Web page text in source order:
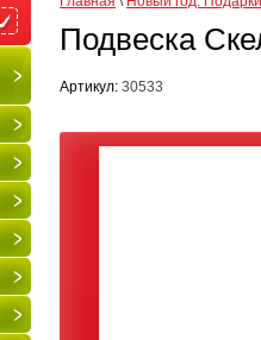
Подвеска
Артикул: 30533